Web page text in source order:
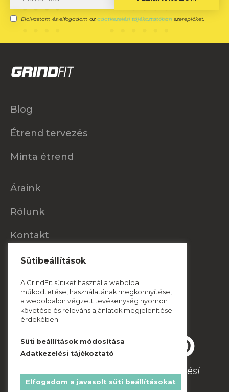
Elolvastam és elfogadom az adatkezelési tájékoztatóban szereplőket.
Blog
Étrend tervezés
Minta étrend
Áraink
Rólunk
Kontakt
Konzultáljunk!
hello@grindfit.hu
+36 20 / 956 96 35
© 2021 Grindfit | Minden jog fenntartva.Adatkezelési
tájékoztató| Cookie információk |ÁSZF
Sütibeállítások
A GrindFit sütiket használ a weboldal
működtetése, használatának megkönnyítése,
a weboldalon végzett tevékenység nyomon
követése és releváns ajánlatok megjelenítése
érdekében.
Süti beállítások módosítása
Adatkezelési tájékoztató
Elfogadom a javasolt süti beállításokat